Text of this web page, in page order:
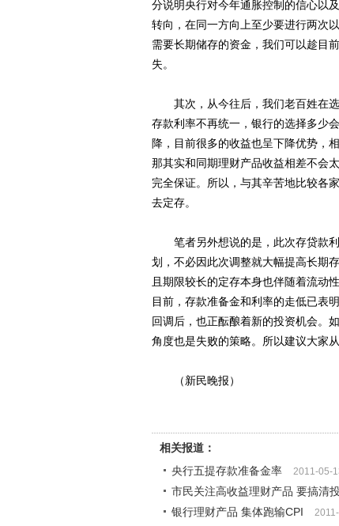
分说明央行对今年通胀控制的信心以
转向，在同一方向上至少要进行两次
需要长期储存的资金，我们可以趁目
失。
其次，从今往后，我们老百姓在选
存款利率不再统一，银行的选择多少
降，目前很多的收益也呈下降优势，
那其实和同期理财产品收益相差不会
完全保证。所以，与其辛苦地比较各
去定存。
笔者另外想说的是，此次存贷款利
划，不必因此次调整就大幅提高长期
且期限较长的定存本身也伴随着流动
目前，存款准备金和利率的走低已表
回调后，也正酝酿着新的投资机会。
角度也是失败的策略。所以建议大家
（新民晚报）
相关报道：
央行五提存款准备金率
2011-05-
市民关注高收益理财产品 要搞清
银行理财产品 集体跑输CPI